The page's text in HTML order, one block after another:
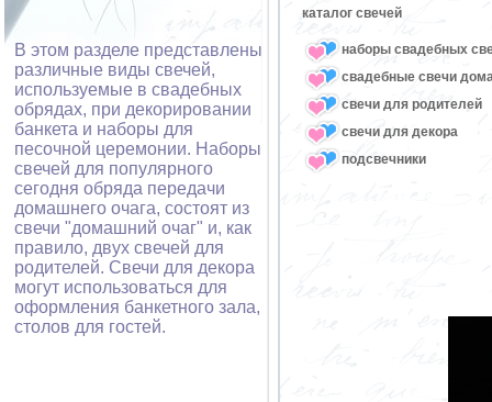
В этом разделе представлены
различные виды свечей,
используемые в свадебных
обрядах, при декорировании
банкета и наборы для
песочной церемонии. Наборы
свечей для популярного
сегодня обряда передачи
домашнего очага, состоят из
свечи "домашний очаг" и, как
правило, двух свечей для
родителей. Свечи для декора
могут использоваться для
оформления банкетного зала,
столов для гостей.
каталог свечей
наборы свадебных
свадебные свечи
свечи для родителей
свечи для декора
подсвечники